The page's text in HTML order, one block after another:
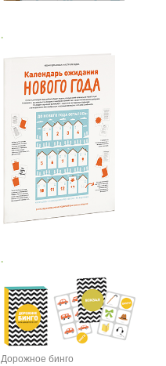
.
.
Дорожное бинго